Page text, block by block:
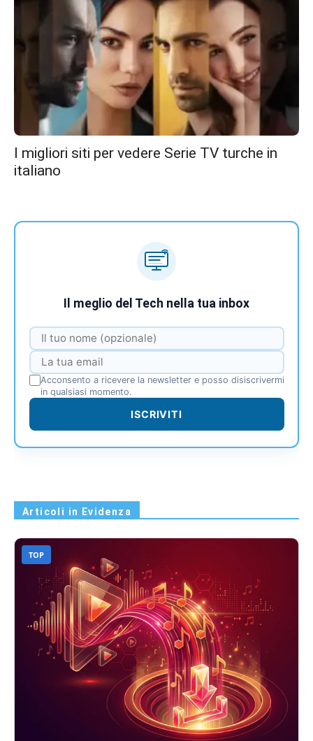
I migliori siti per vedere Serie TV turche in
italiano
Il meglio del Tech nella tua inbox
Acconsento a ricevere la newsletter e posso disiscrivermi
in qualsiasi momento.
ISCRIVITI
Articoli in Evidenza
TOP